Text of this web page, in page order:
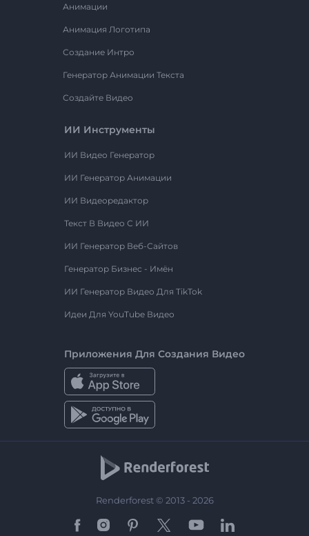
Анимации
Анимация Логотипа
Создание Интро
Генератор Анимации Текста
Создайте Видео
ИИ Инструменты
ИИ Видео Генератор
ИИ Генератор Анимации
ИИ Видеоредактор
Текст В Видео С ИИ
ИИ Генератор Веб-Сайтов
Генератор Бизнес - Имён
ИИ Генератор Видео Для TikTok
Идеи Для YouTube Видео
Приложения Для Создания Видео
Renderforest © 2013 - 2026